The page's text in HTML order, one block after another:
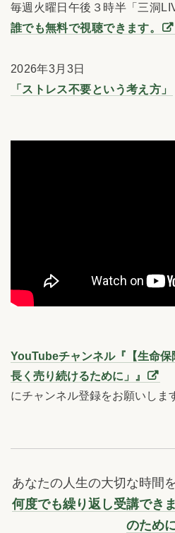
毎週火曜日午後３時半「三洞
誰でも無料で視聴できます。
2026年3月3日
「ストレス不要という考え方」
YouTubeチャンネル『【生命保
長く売り続けるために」』
にチャンネル登録をお願いしま
あなたの人生の大切な時間
何度でも繰り返し受講でき
のため